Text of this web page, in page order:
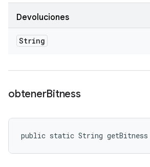
Devoluciones
String
obtenerBitness
public static String